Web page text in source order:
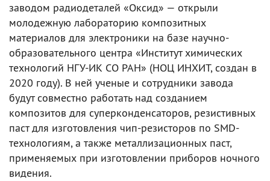
заводом радиодеталей «Оксид» — открыли
молодежную лабораторию композитных
материалов для электроники на базе научно-
образовательного центра «Институт химических
технологий НГУ-ИК СО РАН» (НОЦ ИНХИТ, создан в
2020 году). В ней ученые и сотрудники завода
будут совместно работать над созданием
композитов для суперконденсаторов, резистивных
паст для изготовления чип-резисторов по SMD-
технологиям, а также металлизационных паст,
применяемых при изготовлении приборов ночного
видения.